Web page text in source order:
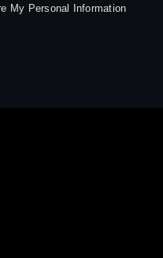
My Personal Information